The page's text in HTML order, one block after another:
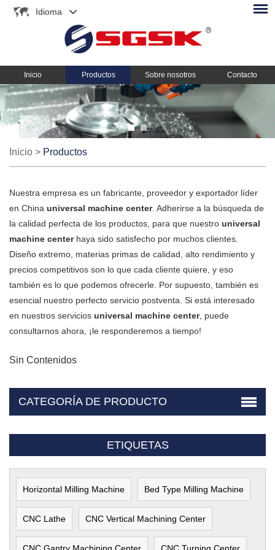
Idioma
Inicio Productos Sobre nosotros Contacto
Inicio > Productos
Nuestra empresa es un fabricante, proveedor y exportador líder
en China universal machine center. Adherirse a la búsqueda de
la calidad perfecta de los productos, para que nuestro universal
machine centerhaya sido satisfecho por muchos clientes.
Diseño extremo, materias primas de calidad, alto rendimiento y
precios competitivos son lo que cada cliente quiere, y eso
también es lo que podemos ofrecerle. Por supuesto, también es
esencial nuestro perfecto servicio postventa. Si está interesado
en nuestros servicios universal machine center, puede
consultarnos ahora, ¡le responderemos a tiempo!
Sin Contenidos
CATEGORÍA DE PRODUCTO
ETIQUETAS
Horizontal Milling Machine Bed Type Milling Machine
CNC Lathe CNC Vertical Machining Center
CNC Gantry Machining Center CNC Turning Center